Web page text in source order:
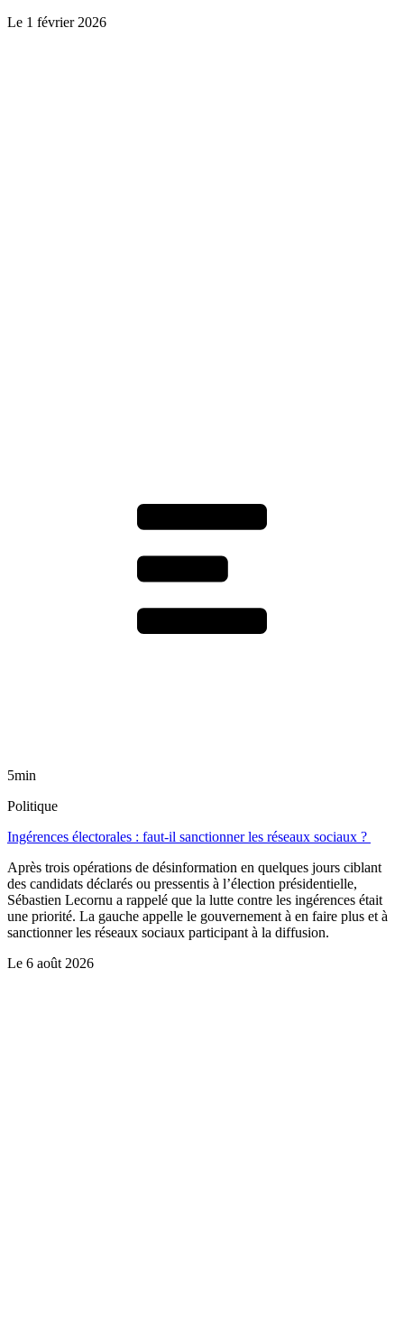
Le 1 février 2026
5min
Politique
Ingérences électorales : faut-il sanctionner les réseaux sociaux ?
Après trois opérations de désinformation en quelques jours ciblant
des candidats déclarés ou pressentis à l’élection présidentielle,
Sébastien Lecornu a rappelé que la lutte contre les ingérences était
une priorité. La gauche appelle le gouvernement à en faire plus et à
sanctionner les réseaux sociaux participant à la diffusion.
Le 6 août 2026